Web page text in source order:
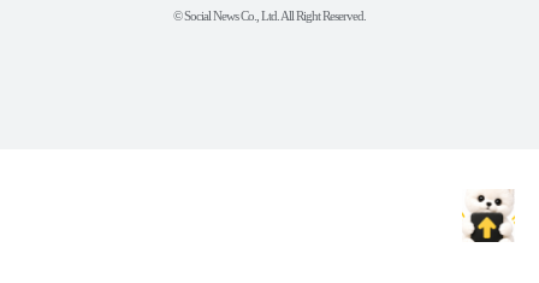
© Social News Co., Ltd. All Right Reserved.